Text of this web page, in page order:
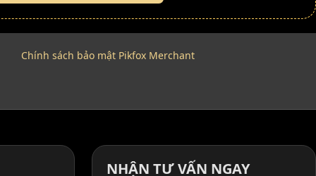
Chính sách bảo mật Pikfox Merchant
NHẬN TƯ VẤN NGAY